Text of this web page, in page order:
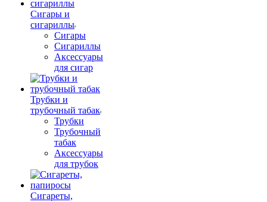
Сигары и
сигариллы
Сигары
Сигариллы
Аксессуары
для сигар
Трубки и
трубочный табак
Трубки
Трубочный
табак
Аксессуары
для трубок
Сигареты,